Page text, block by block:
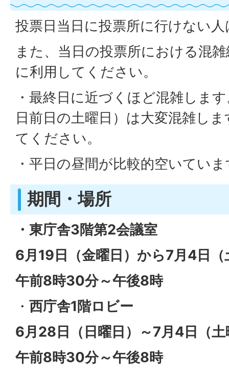
投票日当日に投票所に行けない
また、当日の投票所における混
に利用してください。
・最終日に近づくほど混雑しま
日前日の土曜日）は大変混雑し
てください。
・平日の昼間が比較的空いてい
期間・場所
・東庁舎3階第2会議室
6月19日（金曜日）から7月4日（
午前8時30分～午後8時
・ 西庁舎1階ロビー
6月28日（日曜日）～7月4日（土
午前8時30分～午後8時